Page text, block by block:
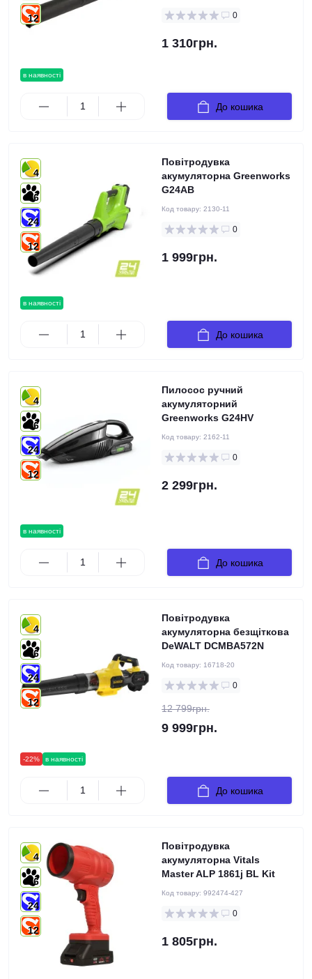
в наявності
12 0
1 310грн.
До кошика
в наявності
4
6
24
12
Повітродувка
акумуляторна Greenworks
G24AB
Код товару: 2130-11
0
1 999грн.
До кошика
в наявності
4
6
24
12
Пилосос ручний
акумуляторний
Greenworks G24HV
Код товару: 2162-11
0
2 299грн.
До кошика
-22% в наявності
4
6
24
12
Повітродувка
акумуляторна безщіткова
DeWALT DCMBA572N
Код товару: 16718-20
0
12 799грн.
9 999грн.
До кошика
4
6
24
12
Повітродувка
акумуляторна Vitals
Master ALP 1861j BL Kit
Код товару: 992474-427
0
1 805грн.